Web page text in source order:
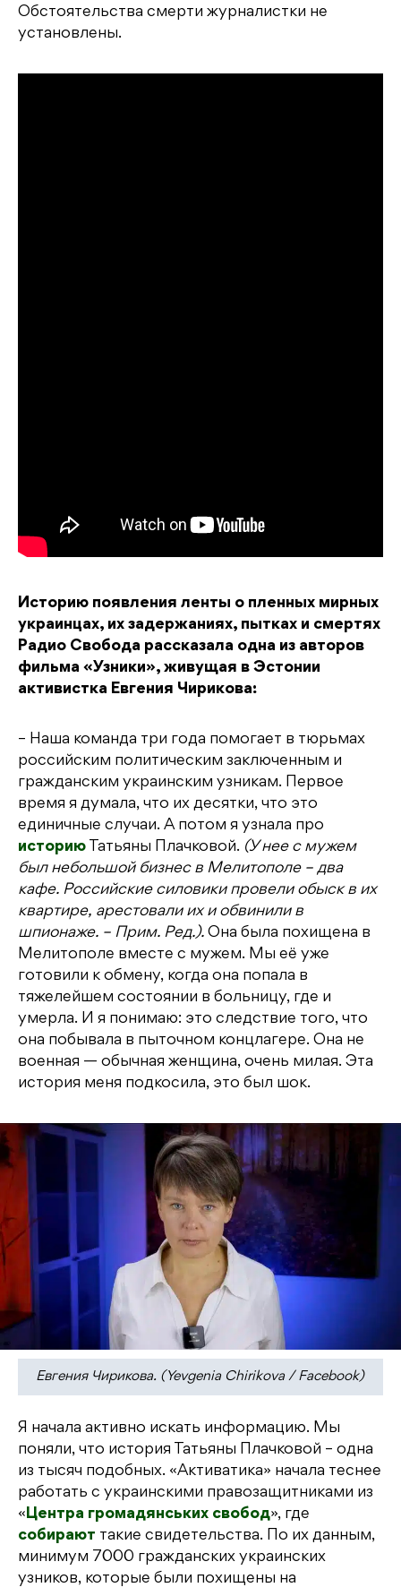
Обстоятельства смерти журналистки не
установлены.
Историю появления ленты о пленных мирных
украинцах, их задержаниях, пытках и смертях
Радио Свобода рассказала одна из авторов
фильма «Узники», живущая в Эстонии
активистка Евгения Чирикова:
– Наша команда три года помогает в тюрьмах
российским политическим заключенным и
гражданским украинским узникам. Первое
время я думала, что их десятки, что это
единичные случаи. А потом я узнала про
историю Татьяны Плачковой. (У нее с мужем
был небольшой бизнес в Мелитополе – два
кафе. Российские силовики провели обыск в их
квартире, арестовали их и обвинили в
шпионаже. – Прим. Ред.). Она была похищена в
Мелитополе вместе с мужем. Мы её уже
готовили к обмену, когда она попала в
тяжелейшем состоянии в больницу, где и
умерла. И я понимаю: это следствие того, что
она побывала в пыточном концлагере. Она не
военная — обычная женщина, очень милая. Эта
история меня подкосила, это был шок.
Евгения Чирикова. (Yevgenia Chirikova / Facebook)
Я начала активно искать информацию. Мы
поняли, что история Татьяны Плачковой – одна
из тысяч подобных. «Активатика» начала теснее
работать с украинскими правозащитниками из
« Центра громадянських свобод», где
собирают такие свидетельства. По их данным,
минимум 7000 гражданских украинских
узников, которые были похищены на